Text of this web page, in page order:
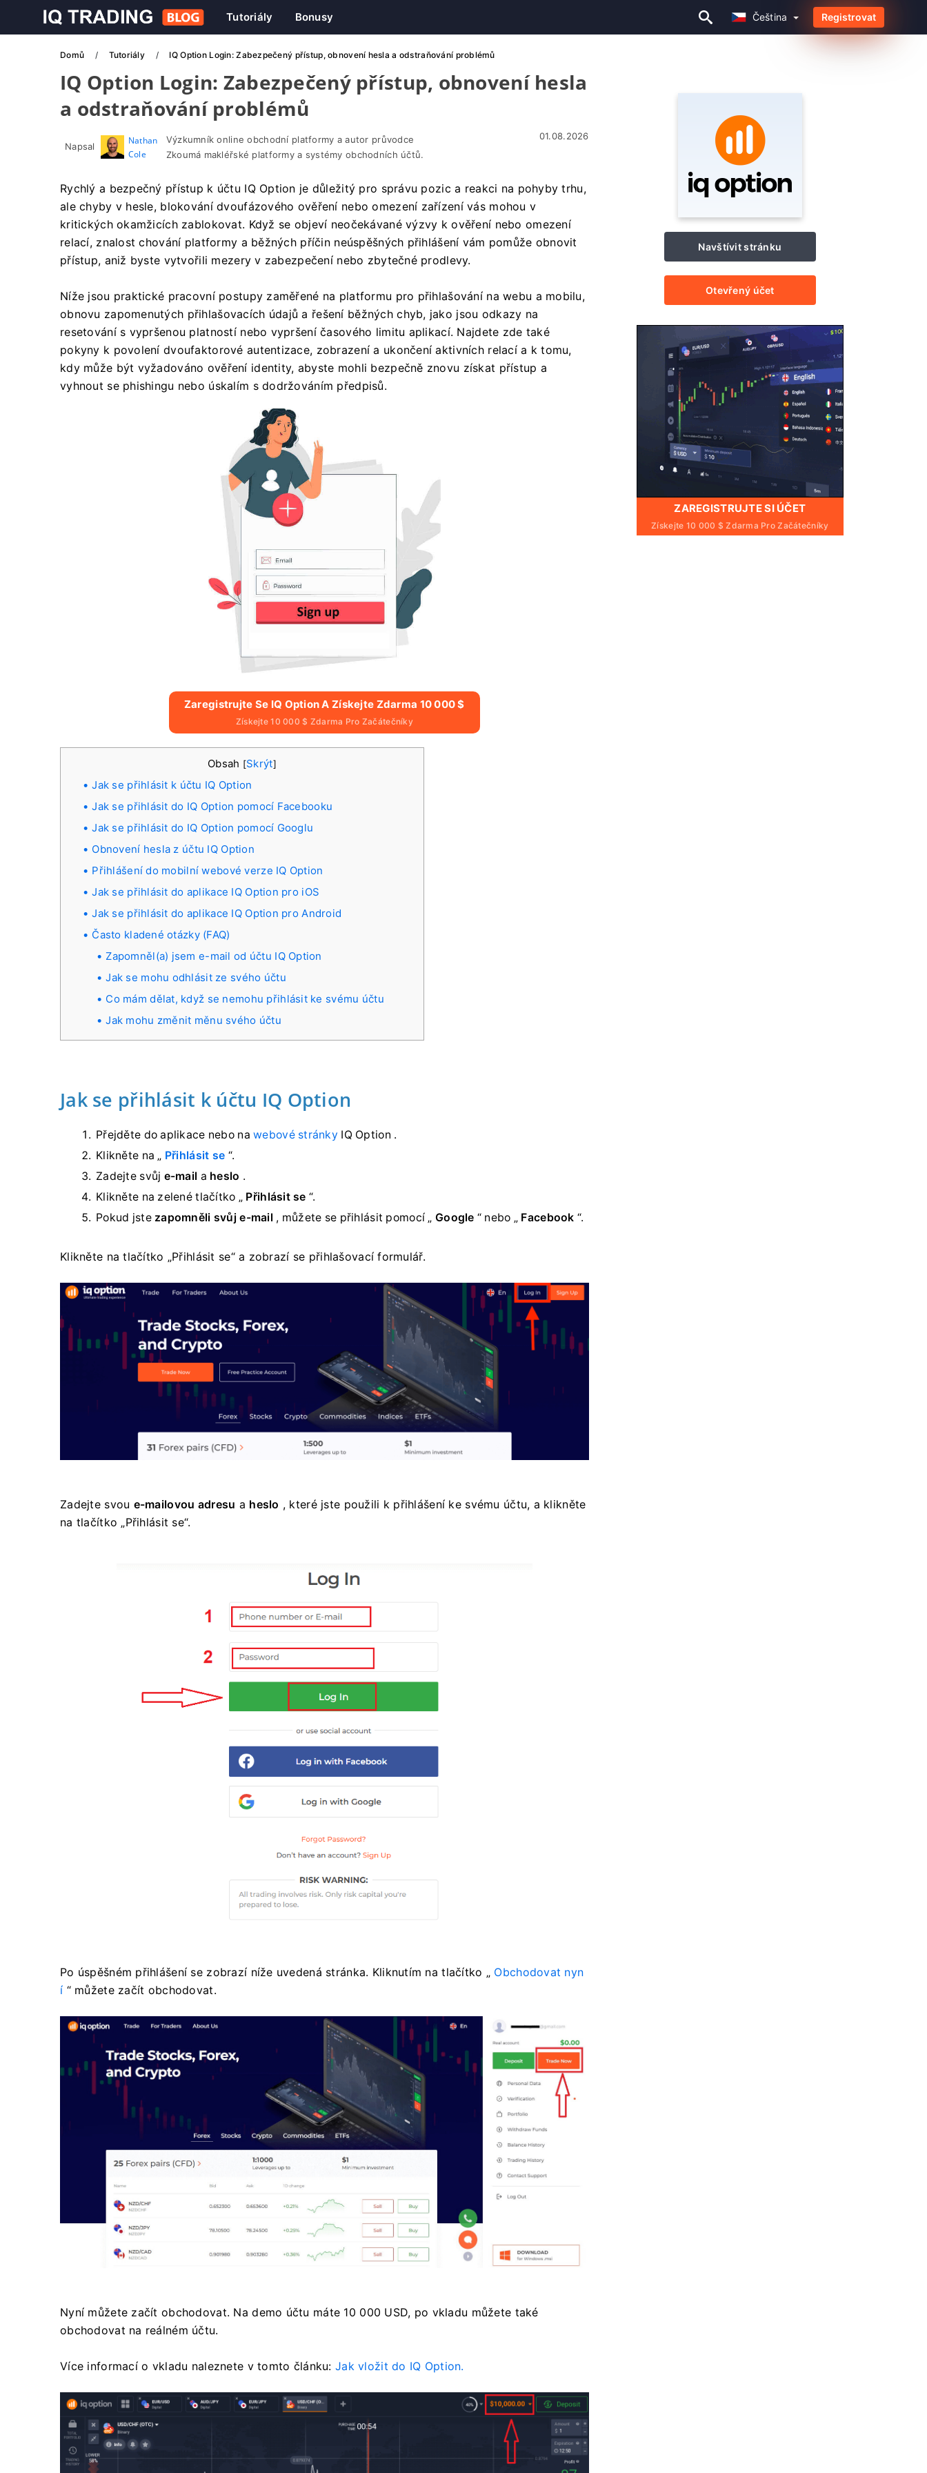
Čeština
Tutoriály Bonusy Čeština Registrovat
Domů Tutoriály IQ Option Login: Zabezpečený přístup, obnovení hesla a odstraňování problémů
IQ Option Login: Zabezpečený přístup, obnovení hesla
a odstraňování problémů
Napsal
Nathan
Cole
Výzkumník online obchodní platformy a autor průvodce
Zkoumá makléřské platformy a systémy obchodních účtů.
01.08.2026
Rychlý a bezpečný přístup k účtu IQ Option je důležitý pro správu pozic a reakci na pohyby trhu,
ale chyby v hesle, blokování dvoufázového ověření nebo omezení zařízení vás mohou v
kritických okamžicích zablokovat. Když se objeví neočekávané výzvy k ověření nebo omezení
relací, znalost chování platformy a běžných příčin neúspěšných přihlášení vám pomůže obnovit
přístup, aniž byste vytvořili mezery v zabezpečení nebo zbytečné prodlevy.
Níže jsou praktické pracovní postupy zaměřené na platformu pro přihlašování na webu a mobilu,
obnovu zapomenutých přihlašovacích údajů a řešení běžných chyb, jako jsou odkazy na
resetování s vypršenou platností nebo vypršení časového limitu aplikací. Najdete zde také
pokyny k povolení dvoufaktorové autentizace, zobrazení a ukončení aktivních relací a k tomu,
kdy může být vyžadováno ověření identity, abyste mohli bezpečně znovu získat přístup a
vyhnout se phishingu nebo úskalím s dodržováním předpisů.
Zaregistrujte Se IQ Option A Získejte Zdarma 10 000 $
Získejte 10 000 $ Zdarma Pro Začátečníky
Obsah [Skrýt]
Jak se přihlásit k účtu IQ Option
Jak se přihlásit do IQ Option pomocí Facebooku
Jak se přihlásit do IQ Option pomocí Googlu
Obnovení hesla z účtu IQ Option
Přihlášení do mobilní webové verze IQ Option
Jak se přihlásit do aplikace IQ Option pro iOS
Jak se přihlásit do aplikace IQ Option pro Android
Často kladené otázky (FAQ)
Zapomněl(a) jsem e-mail od účtu IQ Option
Jak se mohu odhlásit ze svého účtu
Co mám dělat, když se nemohu přihlásit ke svému účtu
Jak mohu změnit měnu svého účtu
Jak se přihlásit k účtu IQ Option
Přejděte do aplikace nebo nawebové stránky IQ Option .
Klikněte na „ Přihlásit se “.
Zadejte svůj e-mail a heslo .
Klikněte na zelené tlačítko „ Přihlásit se “.
Pokud jste zapomněli svůj e-mail , můžete se přihlásit pomocí „ Google “ nebo „ Facebook “.
Klikněte na tlačítko „Přihlásit se“ a zobrazí se přihlašovací formulář.
Zadejte svou e-mailovou adresu a heslo , které jste použili k přihlášení ke svému účtu, a klikněte
na tlačítko „Přihlásit se“.
Po úspěšném přihlášení se zobrazí níže uvedená stránka. Kliknutím na tlačítko „ Obchodovat nyn
í “ můžete začít obchodovat.
Nyní můžete začít obchodovat. Na demo účtu máte 10 000 USD, po vkladu můžete také
obchodovat na reálném účtu.
Více informací o vkladu naleznete v tomto článku: Jak vložit do IQ Option.
Navštívit stránku
Otevřený účet
ZAREGISTRUJTE SI ÚČET
Získejte 10 000 $ Zdarma Pro Začátečníky